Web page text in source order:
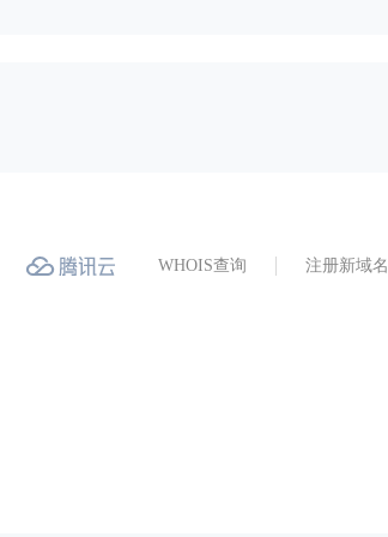
WHOIS查询 注册新域名